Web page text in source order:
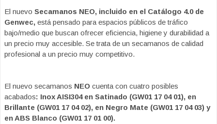
El nuevo Secamanos NEO, incluido en el Catálogo 4.0 de
Genwec, está pensado para espacios públicos de tráfico
bajo/medio que buscan ofrecer eficiencia, higiene y durabilidad a
un precio muy accesible. Se trata de un secamanos de calidad
profesional a un precio muy competitivo.
El nuevo secamanos NEO cuenta con cuatro posibles
acabados: Inox AISI304 en Satinado (GW01 17 04 01), en
Brillante (GW01 17 04 02), en Negro Mate (GW01 17 04 03) y
en ABS Blanco (GW01 17 01 00).